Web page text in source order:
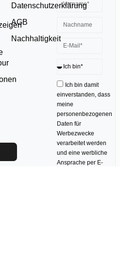
Datenschutzerklärung
AGB
Nachhaltigkeit
Ich bin damit
einverstanden, dass
meine
personenbezogenen
Daten für
Werbezwecke
verarbeitet werden
und eine werbliche
Ansprache per E-